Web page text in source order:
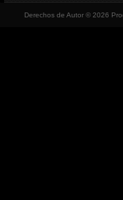
Derechos de Autor © 2026